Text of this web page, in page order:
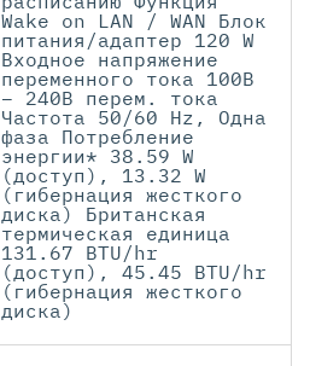
Wake on LAN / WAN Блок
питания/адаптер 120 W
Входное напряжение
переменного тока 100В
– 240В перем. тока
Частота 50/60 Hz, Одна
фаза Потребление
энергии* 38.59 W
(доступ), 13.32 W
(гибернация жесткого
диска) Британская
термическая единица
131.67 BTU/hr
(доступ), 45.45 BTU/hr
(гибернация жесткого
диска)